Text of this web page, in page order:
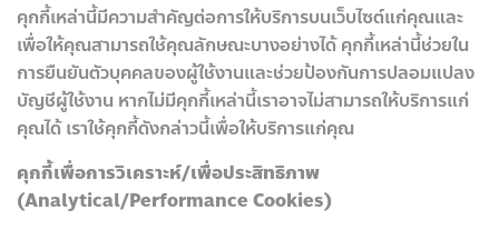
คุกกี้เหล่านี้มีความสำคัญต่อการให้บริการบนเว็บไซต์แก่คุณและ
เพื่อให้คุณสามารถใช้คุณลักษณะบางอย่างได้ คุกกี้เหล่านี้ช่วยใน
การยืนยันตัวบุคคลของผู้ใช้งานและช่วยป้องกันการปลอมแปลง
บัญชีผู้ใช้งาน หากไม่มีคุกกี้เหล่านี้เราอาจไม่สามารถให้บริการแก่
คุณได้ เราใช้คุกกี้ดังกล่าวนี้เพื่อให้บริการแก่คุณ
คุกกี้เพื่อการวิเคราะห์/เพื่อประสิทธิภาพ
(Analytical/Performance Cookies)